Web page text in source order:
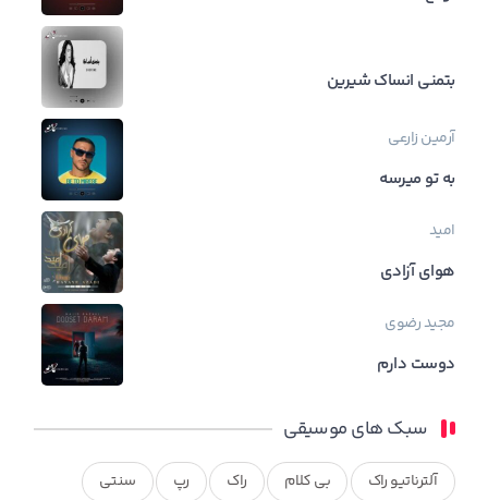
بتمنی انساک شیرین
آرمین زارعی
به تو میرسه
امید
هوای آزادی
مجید رضوی
دوست دارم
سبک های موسیقی
آلترناتیو راک بی کلام راک رپ سنتی